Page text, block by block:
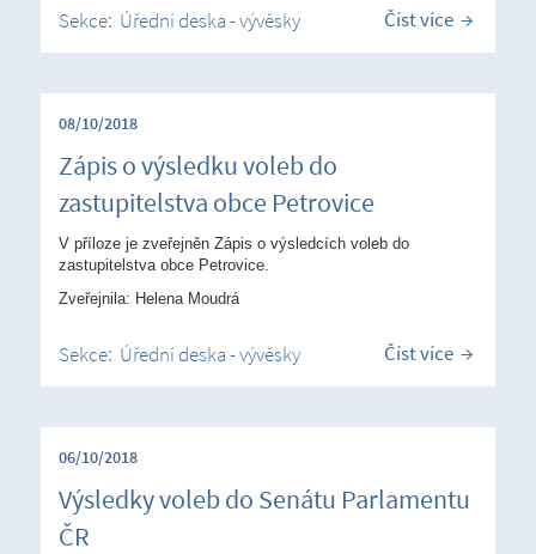
Sekce: Úřední deska - vývěsky Číst více
08/10/2018
Zápis o výsledku voleb do
zastupitelstva obce Petrovice
V příloze je zveřejněn Zápis o výsledcích voleb do
zastupitelstva obce Petrovice.
Zveřejnila: Helena Moudrá
Sekce: Úřední deska - vývěsky Číst více
06/10/2018
Výsledky voleb do Senátu Parlamentu
ČR